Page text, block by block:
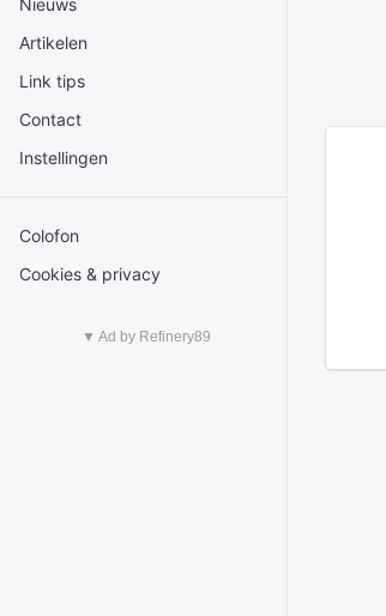
Nieuws
Artikelen
Link tips
Contact
Instellingen
Colofon
Cookies & privacy
▼ Ad by Refinery89